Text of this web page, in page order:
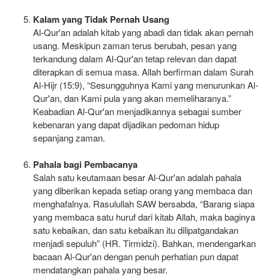
Kalam yang Tidak Pernah Usang
Al-Qur'an adalah kitab yang abadi dan tidak akan pernah
usang. Meskipun zaman terus berubah, pesan yang
terkandung dalam Al-Qur'an tetap relevan dan dapat
diterapkan di semua masa. Allah berfirman dalam Surah
Al-Hijr (15:9), “Sesungguhnya Kami yang menurunkan Al-
Qur'an, dan Kami pula yang akan memeliharanya.”
Keabadian Al-Qur'an menjadikannya sebagai sumber
kebenaran yang dapat dijadikan pedoman hidup
sepanjang zaman.
Pahala bagi Pembacanya
Salah satu keutamaan besar Al-Qur'an adalah pahala
yang diberikan kepada setiap orang yang membaca dan
menghafalnya. Rasulullah SAW bersabda, “Barang siapa
yang membaca satu huruf dari kitab Allah, maka baginya
satu kebaikan, dan satu kebaikan itu dilipatgandakan
menjadi sepuluh” (HR. Tirmidzi). Bahkan, mendengarkan
bacaan Al-Qur'an dengan penuh perhatian pun dapat
mendatangkan pahala yang besar.